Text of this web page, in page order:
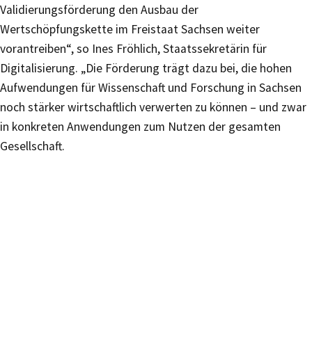
Validierungsförderung den Ausbau der
Wertschöpfungskette im Freistaat Sachsen weiter
vorantreiben“, so Ines Fröhlich, Staatssekretärin für
Digitalisierung. „Die Förderung trägt dazu bei, die hohen
Aufwendungen für Wissenschaft und Forschung in Sachsen
noch stärker wirtschaftlich verwerten zu können – und zwar
in konkreten Anwendungen zum Nutzen der gesamten
Gesellschaft.